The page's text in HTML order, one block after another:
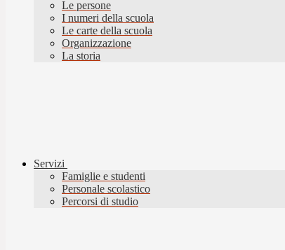
Le persone
I numeri della scuola
Le carte della scuola
Organizzazione
La storia
Servizi
Famiglie e studenti
Personale scolastico
Percorsi di studio